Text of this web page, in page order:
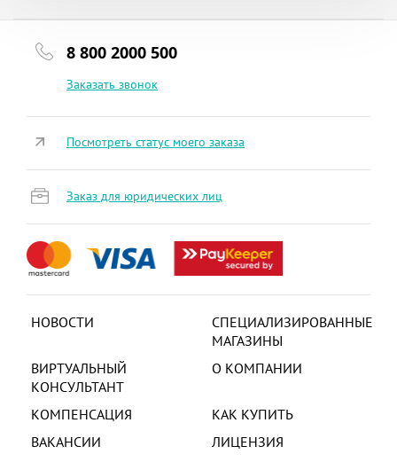
8 800 2000 500
Заказать звонок
НОВОСТИ
СПЕЦИАЛИЗИРОВАННЫЕ
МАГАЗИНЫ
ВИРТУАЛЬНЫЙ
КОНСУЛЬТАНТ
О КОМПАНИИ
КОМПЕНСАЦИЯ
КАК КУПИТЬ
ВАКАНСИИ
ЛИЦЕНЗИЯ
Посмотреть статус моего заказа
Заказ для юридических лиц